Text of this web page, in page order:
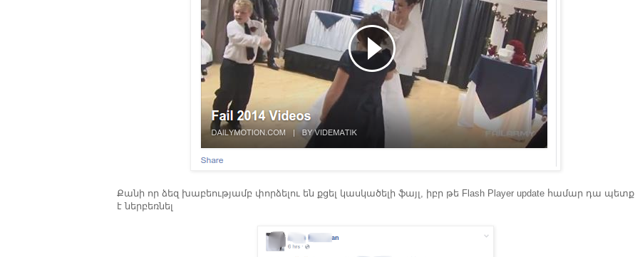
Քանի որ ձեզ խաբեությամբ փորձելու են քցել կասկածելի ֆայլ, իբր թե Flash Player update համար դա պետք
է ներբեռնել